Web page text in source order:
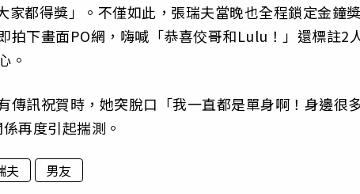
家都得獎」。不僅如此，張瑞夫當晚也全程鎖定金鐘
拍下畫面PO網，嗨喊「恭喜佼哥和Lulu！」還標註2
。
訊祝賀時，她突脫口「我一直都是單身啊！身邊很
再度引起揣測。
夫 男友